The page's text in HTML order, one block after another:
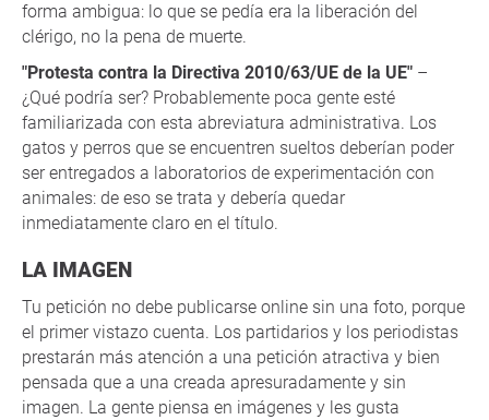
forma ambigua: lo que se pedía era la liberación del
clérigo, no la pena de muerte.
"Protesta contra la Directiva 2010/63/UE de la UE" –
¿Qué podría ser? Probablemente poca gente esté
familiarizada con esta abreviatura administrativa. Los
gatos y perros que se encuentren sueltos deberían poder
ser entregados a laboratorios de experimentación con
animales: de eso se trata y debería quedar
inmediatamente claro en el título.
LA IMAGEN
Tu petición no debe publicarse online sin una foto, porque
el primer vistazo cuenta. Los partidarios y los periodistas
prestarán más atención a una petición atractiva y bien
pensada que a una creada apresuradamente y sin
imagen. La gente piensa en imágenes y les gusta